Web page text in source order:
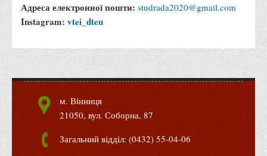
Адреса електронної пошти: studrada2020@gmail.com
Instagram: vtei_dteu
м. Вінниця
21050, вул. Соборна, 87
Загальний відділ: (0432) 55-04-06